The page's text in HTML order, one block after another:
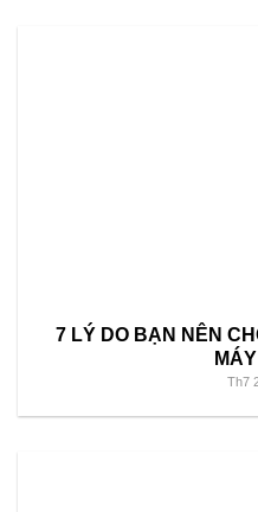
7 LÝ DO BẠN NÊN
Th7